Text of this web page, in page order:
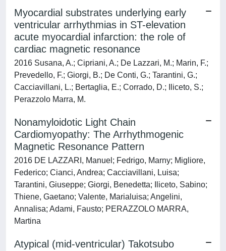
Myocardial substrates underlying early
ventricular arrhythmias in ST-elevation
acute myocardial infarction: the role of
cardiac magnetic resonance
2016 Susana, A.; Cipriani, A.; De Lazzari, M.; Marin, F.;
Prevedello, F.; Giorgi, B.; De Conti, G.; Tarantini, G.;
Cacciavillani, L.; Bertaglia, E.; Corrado, D.; Iliceto, S.;
Perazzolo Marra, M.
Nonamyloidotic Light Chain
Cardiomyopathy: The Arrhythmogenic
Magnetic Resonance Pattern
2016 DE LAZZARI, Manuel; Fedrigo, Marny; Migliore,
Federico; Cianci, Andrea; Cacciavillani, Luisa;
Tarantini, Giuseppe; Giorgi, Benedetta; Iliceto, Sabino;
Thiene, Gaetano; Valente, Marialuisa; Angelini,
Annalisa; Adami, Fausto; PERAZZOLO MARRA,
Martina
Atypical (mid-ventricular) Takotsubo